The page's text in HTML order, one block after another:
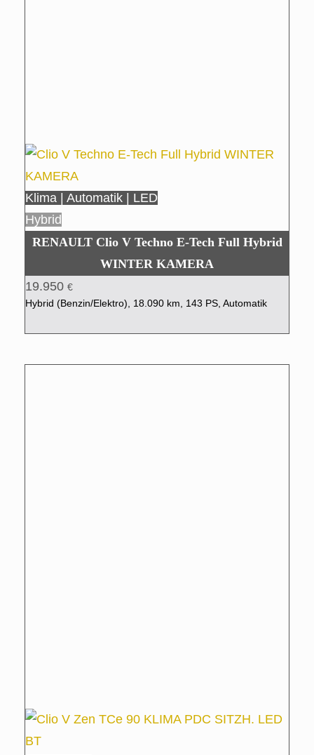
Klima | Automatik | LED
Hybrid
RENAULT Clio V Techno E-Tech Full Hybrid
WINTER KAMERA
19.950 €
Hybrid (Benzin/Elektro), 18.090 km, 143 PS, Automatik